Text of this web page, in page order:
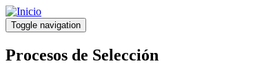
Pasar
al
contenido
principal
Toggle navigation
Procesos de Selección